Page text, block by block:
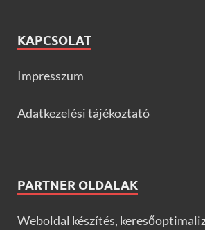
KAPCSOLAT
Impresszum
Adatkezelési tájékoztató
PARTNER OLDALAK
Weboldal készítés,